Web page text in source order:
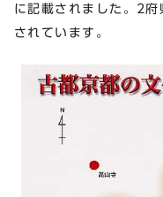
に記載されました。2
されています。